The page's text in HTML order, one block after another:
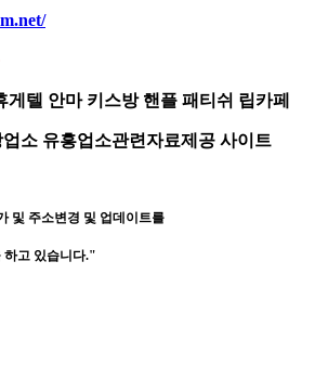
텔 안마 키스방 핸플 패티쉬 립카페
유흥업소관련자료제공 사이트
및 주소변경 및 업데이트를
하고 있습니다."